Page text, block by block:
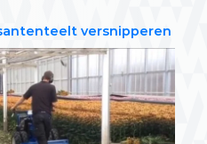
versnipperen